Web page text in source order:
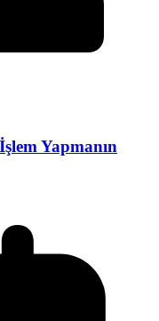
Yapmanın